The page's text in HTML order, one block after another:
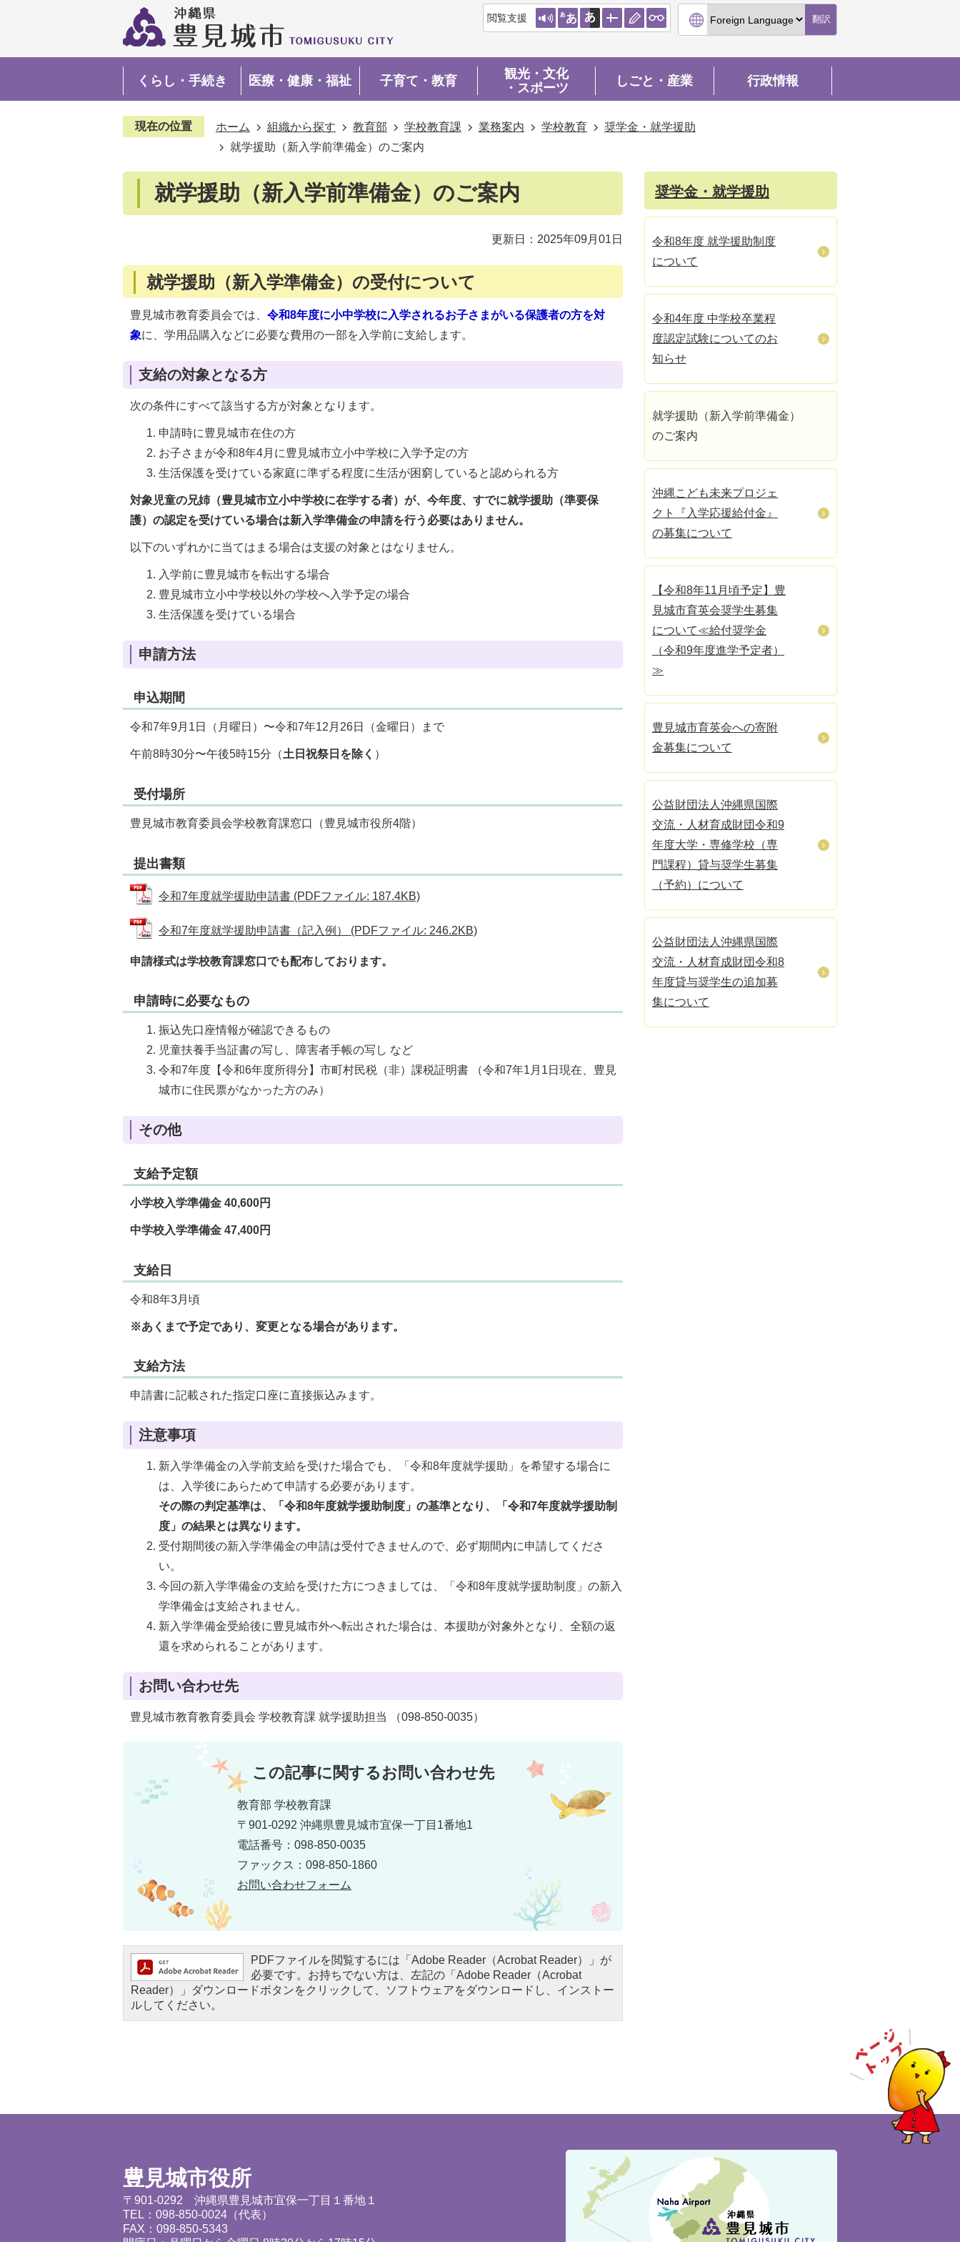
閲覧支援 翻訳
くらし・手続き 医療・健康・福祉 子育て・教育
観光・文化
・スポーツ
しごと・産業 行政情報
現在の位置 ホーム 組織から探す 教育部 学校教育課 業務案内 学校教育
奨学金・就学援助
就学援助（新入学前準備金）のご案内
就学援助（新入学前準備金）のご案内
更新日：2025年09月01日
就学援助（新入学準備金）の受付について
豊見城市教育委員会では、 令和8年度に小中学校に入学されるお子さまがいる保護者の方を対
象に、学用品購入などに必要な費用の一部を入学前に支給します。
支給の対象となる方
次の条件にすべて該当する方が対象となります。
申請時に豊見城市在住の方
お子さまが令和8年4月に豊見城市立小中学校に入学予定の方
生活保護を受けている家庭に準ずる程度に生活が困窮していると認められる方
対象児童の兄姉（豊見城市立小中学校に在学する者）が、今年度、すでに就学援助（準要保
護）の認定を受けている場合は新入学準備金の申請を行う必要はありません。
以下のいずれかに当てはまる場合は支援の対象とはなりません。
入学前に豊見城市を転出する場合
豊見城市立小中学校以外の学校へ入学予定の場合
生活保護を受けている場合
申請方法
申込期間
令和7年9月1日（月曜日）〜令和7年12月26日（金曜日）まで
午前8時30分〜午後5時15分（土日祝祭日を除く ）
受付場所
豊見城市教育委員会学校教育課窓口（豊見城市役所4階）
提出書類
令和7年度就学援助申請書 (PDFファイル: 187.4KB)
令和7年度就学援助申請書（記入例） (PDFファイル: 246.2KB)
申請様式は学校教育課窓口でも配布しております。
申請時に必要なもの
振込先口座情報が確認できるもの
児童扶養手当証書の写し、障害者手帳の写し など
令和7年度【令和6年度所得分】市町村民税（非）課税証明書 （令和7年1月1日現在、豊見
城市に住民票がなかった方のみ）
その他
支給予定額
小学校入学準備金 40,600円
中学校入学準備金 47,400円
支給日
令和8年3月頃
※あくまで予定であり、変更となる場合があります。
支給方法
申請書に記載された指定口座に直接振込みます。
注意事項
新入学準備金の入学前支給を受けた場合でも、「令和8年度就学援助」を希望する場合に
は、入学後にあらためて申請する必要があります。
その際の判定基準は、「令和8年度就学援助制度」の基準となり、「令和7年度就学援助制
度」の結果とは異なります。
受付期間後の新入学準備金の申請は受付できませんので、必ず期間内に申請してくださ
い。
今回の新入学準備金の支給を受けた方につきましては、「令和8年度就学援助制度」の新入
学準備金は支給されません。
新入学準備金受給後に豊見城市外へ転出された場合は、本援助が対象外となり、全額の返
還を求められることがあります。
お問い合わせ先
豊見城市教育教育委員会 学校教育課 就学援助担当 （098-850-0035）
この記事に関するお問い合わせ先
教育部 学校教育課
〒901-0292 沖縄県豊見城市宜保一丁目1番地1
電話番号：098-850-0035
ファックス：098-850-1860
お問い合わせフォーム
PDFファイルを閲覧するには「Adobe Reader（Acrobat Reader）」が
必要です。お持ちでない方は、左記の「Adobe Reader（Acrobat
Reader）」ダウンロードボタンをクリックして、ソフトウェアをダウンロードし、インストー
ルしてください。
奨学金・就学援助
令和8年度 就学援助制度
について
令和4年度 中学校卒業程
度認定試験についてのお
知らせ
就学援助（新入学前準備金）
のご案内
沖縄こども未来プロジェ
クト『入学応援給付金』
の募集について
【令和8年11月頃予定】豊
見城市育英会奨学生募集
について≪給付奨学金
（令和9年度進学予定者）
≫
豊見城市育英会への寄附
金募集について
公益財団法人沖縄県国際
交流・人材育成財団令和9
年度大学・専修学校（専
門課程）貸与奨学生募集
（予約）について
公益財団法人沖縄県国際
交流・人材育成財団令和8
年度貸与奨学生の追加募
集について
豊見城市役所
〒901-0292 沖縄県豊見城市宜保一丁目１番地１
TEL：098-850-0024（代表）
FAX：098-850-5343